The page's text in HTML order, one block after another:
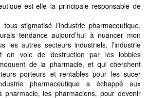
est-elle la principale responsable de
stigmatisé l’industrie pharmaceutique,
tendance aujourd’hui à nuancer mon
les autres secteurs industriels, l’industrie
en voie de destruction par les lobbies
de la pharmacie, et qui cherchent
porteurs et rentables pour les sucer
pharmaceutique a échappé aux
pharmacie, les pharmaciens, pour devenir